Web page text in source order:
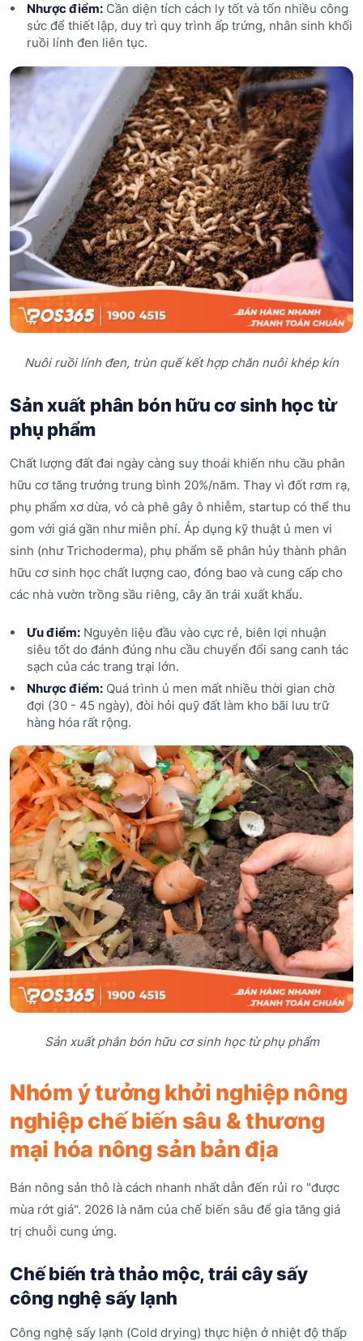
Nhược điểm:Cần diện tích cách ly tốt và tốn nhiều công
sức để thiết lập, duy trì quy trình ấp trứng, nhân sinh khối
ruồi lính đen liên tục.
Nuôi ruồi lính đen, trùn quế kết hợp chăn nuôi khép kín
Sản xuất phân bón hữu cơ sinh học từ
phụ phẩm
Chất lượng đất đai ngày càng suy thoái khiến nhu cầu phân
hữu cơ tăng trưởng trung bình 20%/năm. Thay vì đốt rơm rạ,
phụ phẩm xơ dừa, vỏ cà phê gây ô nhiễm, startup có thể thu
gom với giá gần như miễn phí. Áp dụng kỹ thuật ủ men vi
sinh (như Trichoderma), phụ phẩm sẽ phân hủy thành phân
hữu cơ sinh học chất lượng cao, đóng bao và cung cấp cho
các nhà vườn trồng sầu riêng, cây ăn trái xuất khẩu.
Ưu điểm:Nguyên liệu đầu vào cực rẻ, biên lợi nhuận
siêu tốt do đánh đúng nhu cầu chuyển đổi sang canh tác
sạch của các trang trại lớn.
Nhược điểm:Quá trình ủ men mất nhiều thời gian chờ
đợi (30 - 45 ngày), đòi hỏi quỹ đất làm kho bãi lưu trữ
hàng hóa rất rộng.
Sản xuất phân bón hữu cơ sinh học từ phụ phẩm
Nhóm ý tưởng khởi nghiệp nông
nghiệp chế biến sâu & thương
mại hóa nông sản bản địa
Bán nông sản thô là cách nhanh nhất dẫn đến rủi ro "được
mùa rớt giá". 2026 là năm của chế biến sâu để gia tăng giá
trị chuỗi cung ứng.
Chế biến trà thảo mộc, trái cây sấy
công nghệ sấy lạnh
Công nghệ sấy lạnh (Cold drying) thực hiện ở nhiệt độ thấp